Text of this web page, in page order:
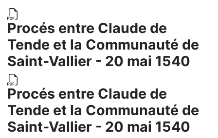
Procés entre Claude de
Tende et la Communauté de
Saint-Vallier - 20 mai 1540
Procés entre Claude de
Tende et la Communauté de
Saint-Vallier - 20 mai 1540